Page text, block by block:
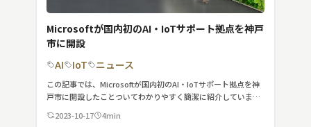
おすすめ
Microsoftが国内初のAI・IoTサポート拠点を神戸
市に開設
AI
IoT ニュース
この記事では、Microsoftが国内初のAI・IoTサポート拠点を神
戸市に開設したことついてわかりやすく簡潔に紹介していま
2023-10-17 4min